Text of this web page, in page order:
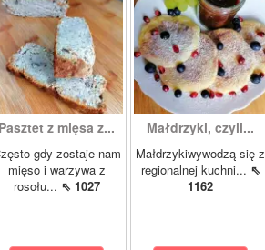
Pasztet z mięsa z...
gdy zostaje nam
mięso i warzywa z
rosołu... ⇖ 1027
Małdrzyki, czyli...
Małdrzykiwywodzą się z
regionalnej kuchni... ⇖
1162